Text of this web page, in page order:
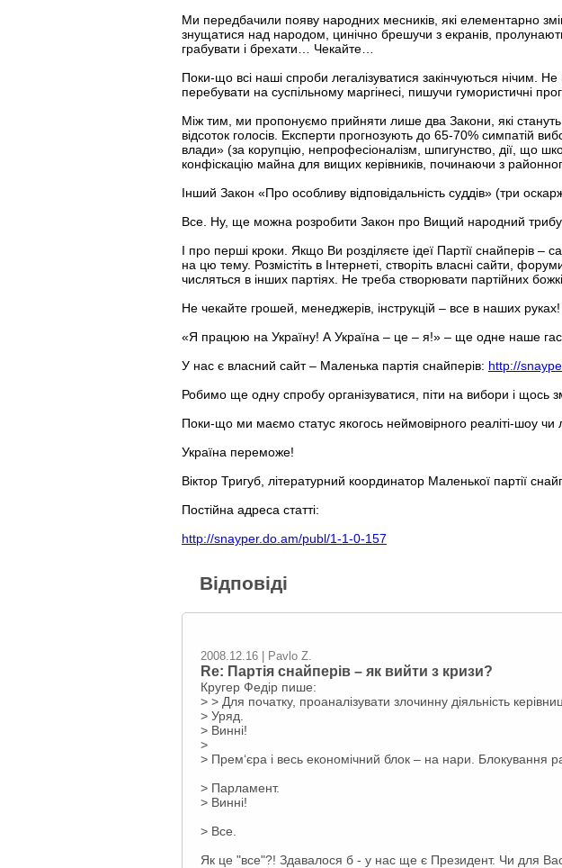
Ми передбачили появу народних месників, які елементарно
знущатися над народом, цинічно брешучи з екранів,
грабувати і брехати… Чекайте…
Поки-що всі наші спроби легалізуватися закінчуються нічим.
перебувати на суспільному маргінесі, пишучи гумористичні
Між тим, ми пропонуємо прийняти лише два Закони, які
відсоток голосів. Експерти прогнозують до 65-70% симпатій
влади» (за корупцію, непрофесіоналізм, шпигунство, дії, що
конфіскацію майна для вищих керівників, починаючи з
Інший Закон «Про особливу відповідальність суддів» (три
Все. Ну, ще можна розробити Закон про Вищий народний
І про перші кроки. Якщо Ви розділяєте ідеї Партії снайперів
на цю тему. Розмістіть в Інтернеті, створіть власні сайти,
числяться в інших партіях. Не треба створювати партійних
Не чекайте грошей, менеджерів, інструкцій – все в наших
«Я працюю на Україну! А Україна – це – я!» – ще одне наше
У нас є власний сайт – Маленька партія снайперів: http://
Робимо ще одну спробу організуватися, піти на вибори і щось
Поки-що ми маємо статус якогось неймовірного реаліті-шоу чи
Україна переможе!
Віктор Тригуб, літературний координатор Маленької партії
Постійна адреса статті:
http://snayper.do.am/publ/1-1-0-157
Відповіді
2008.12.16 | Pavlo Z.
Re: Партія снайперів – як вийти з кризи?
Кругер Федір пише:
> > Для початку, проаналізувати злочинну діяльність
> Уряд.
> Винні!
>
> Прем‘єра і весь економічний блок – на нари. Блокування
> Парламент.
> Винні!
> Все.
Як це "все"?! Здавалося б - у нас ще є Президент. Чи для